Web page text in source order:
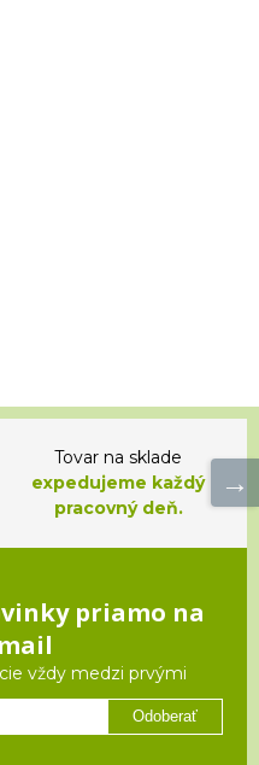
Tovar na sklade
expedujeme každý
pracovný deň.
priamo na
vždy medzi prvými
Odoberať